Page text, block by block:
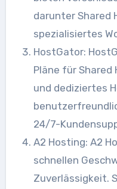
darunter Shared
spezialisiertes
HostGator:
Pläne für Shared
und dediziertes
24/7-
A2 Hosting: A2
schnellen
Zuverlässigkeit.